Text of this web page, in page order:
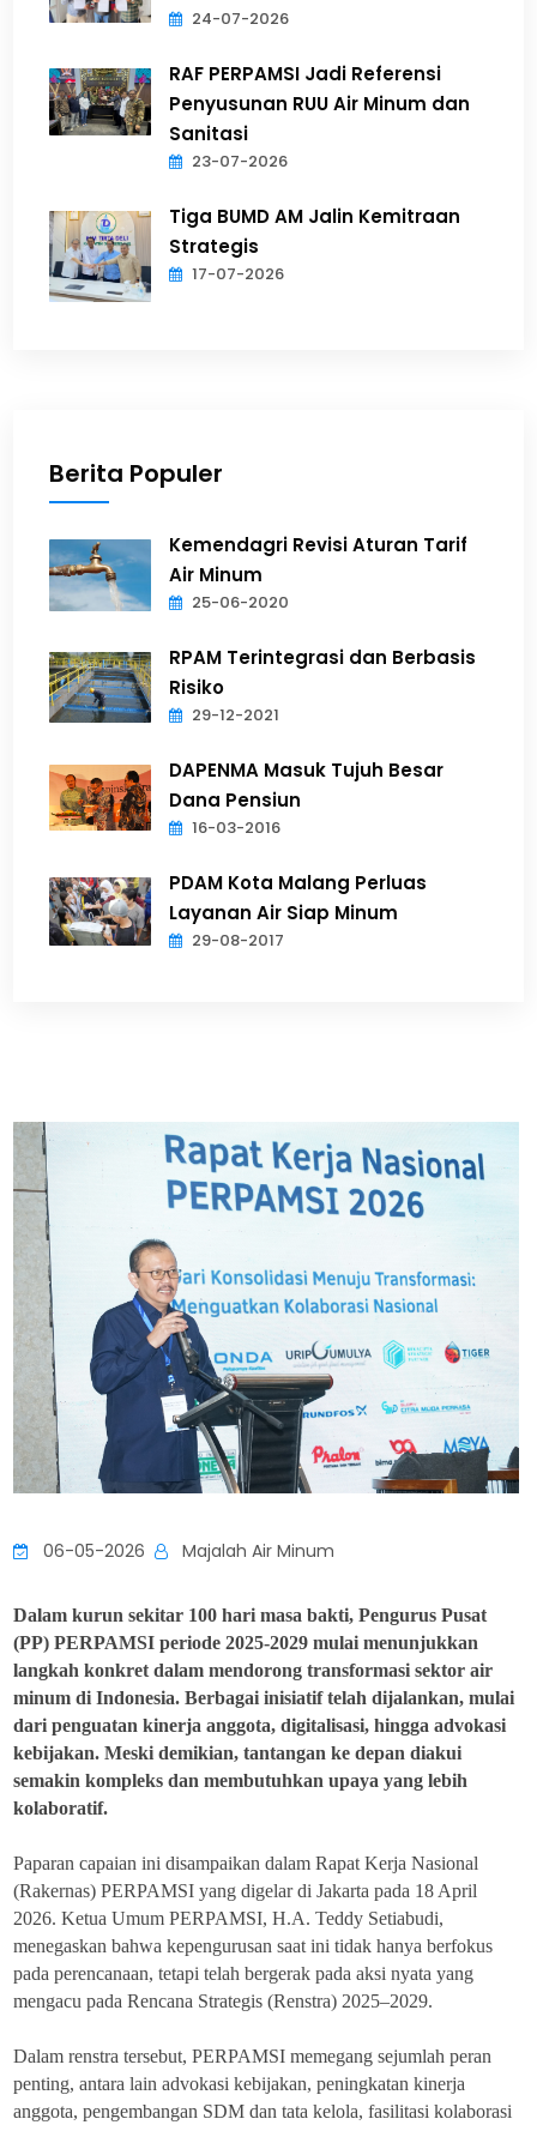
24-07-2026
RAF PERPAMSI Jadi Referensi
Penyusunan RUU Air Minum dan
Sanitasi
23-07-2026
Tiga BUMD AM Jalin Kemitraan
Strategis
17-07-2026
Berita Populer
Kemendagri Revisi Aturan Tarif
Air Minum
25-06-2020
RPAM Terintegrasi dan Berbasis
Risiko
29-12-2021
DAPENMA Masuk Tujuh Besar
Dana Pensiun
16-03-2016
PDAM Kota Malang Perluas
Layanan Air Siap Minum
29-08-2017
06-05-2026 Majalah Air Minum
Dalam kurun sekitar 100 hari masa bakti, Pengurus Pusat
(PP) PERPAMSI periode 2025-2029 mulai menunjukkan
langkah konkret dalam mendorong transformasi sektor air
minum di Indonesia. Berbagai inisiatif telah dijalankan, mulai
dari penguatan kinerja anggota, digitalisasi, hingga advokasi
kebijakan. Meski demikian, tantangan ke depan diakui
semakin kompleks dan membutuhkan upaya yang lebih
kolaboratif.
Paparan capaian ini disampaikan dalam Rapat Kerja Nasional
(Rakernas) PERPAMSI yang digelar di Jakarta pada 18 April
2026. Ketua Umum PERPAMSI, H.A. Teddy Setiabudi,
menegaskan bahwa kepengurusan saat ini tidak hanya berfokus
pada perencanaan, tetapi telah bergerak pada aksi nyata yang
mengacu pada Rencana Strategis (Renstra) 2025–2029.
Dalam renstra tersebut, PERPAMSI memegang sejumlah peran
penting, antara lain advokasi kebijakan, peningkatan kinerja
anggota, pengembangan SDM dan tata kelola, fasilitasi kolaborasi